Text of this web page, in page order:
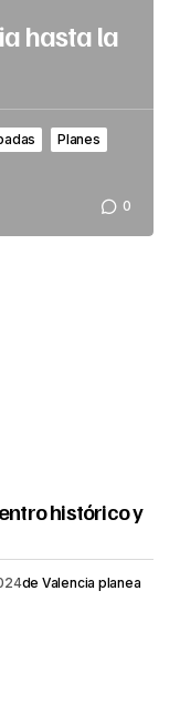
hasta la
Planes
0
histórico y
de Valencia planea